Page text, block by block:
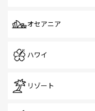
オセアニア
ハワイ
リゾート